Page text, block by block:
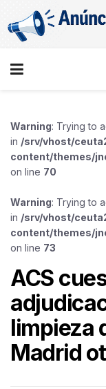
Warning: Trying to
in /srv/vhost/
content/themes/
on line 70
Warning: Trying to
in /srv/vhost/
content/themes/
on line 73
ACS
limpieza
Madrid